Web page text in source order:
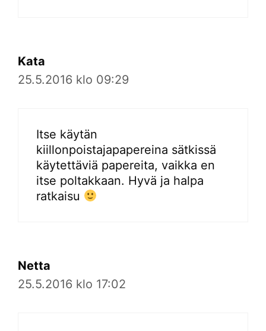
Kata
25.5.2016 klo 09:29
Itse käytän
kiillonpoistajapapereina sätkissä
käytettäviä papereita, vaikka en
itse poltakkaan. Hyvä ja halpa
ratkaisu
Netta
25.5.2016 klo 17:02